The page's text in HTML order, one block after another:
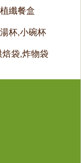
植纖餐盒
湯杯,小碗杯
袋,炸物袋